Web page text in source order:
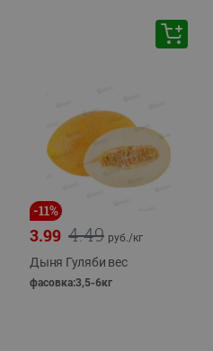
-11%
4.49
3.99 руб./кг
Дыня Гуляби вес
фасовка:3,5-6кг